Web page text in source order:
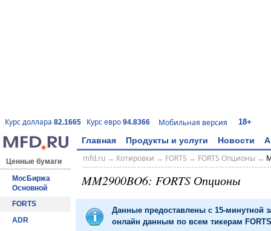
Курс доллара 82.1665 Курс евро 94.8366 Мобильная версия 18+
Главная Продукты и услуги Новости
Ценные бумаги
МосБиржа
Основной
FORTS
ADR
mfd.ru→ Котировки → FORTS → FORTS Опционы→
MM2900BO6: FORTS Опционы
Данные предоставлены с 15-минутной
онлайн данным по всем тикерам